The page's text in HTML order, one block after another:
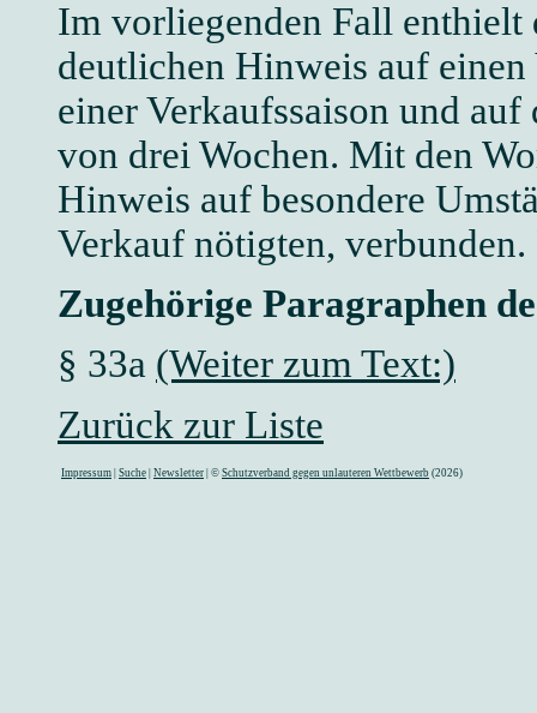
Im vorliegenden Fall
deutlichen Hinweis auf einen
einer Verkaufssaison und
von drei Wochen. Mit den
Hinweis auf besondere
Verkauf nötigten,
Zugehörige Paragraphen
§ 33a (Weiter zum Text:)
Zurück zur Liste
Impressum Suche Newsletter | © Schutzverband gegen unlauteren Wettbewerb (2026)